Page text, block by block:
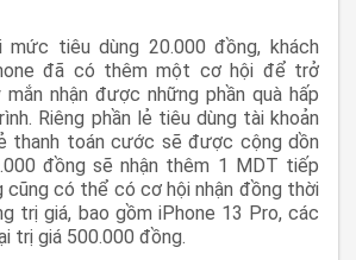
mức tiêu dùng 20.000 đồng, khách
đã có thêm một cơ hội để trở
nhận được những phần quà hấp
Riêng phần lẻ tiêu dùng tài khoản
thanh toán cước sẽ được cộng dồn
đồng sẽ nhận thêm 1 MDT tiếp
cũng có thể có cơ hội nhận đồng thời
trị giá, bao gồm iPhone 13 Pro, các
trị giá 500.000 đồng.